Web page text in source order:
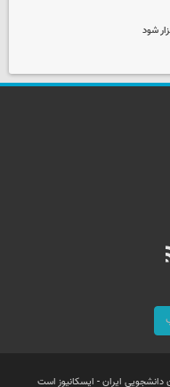
شود
ایران - ایسکانیوز است